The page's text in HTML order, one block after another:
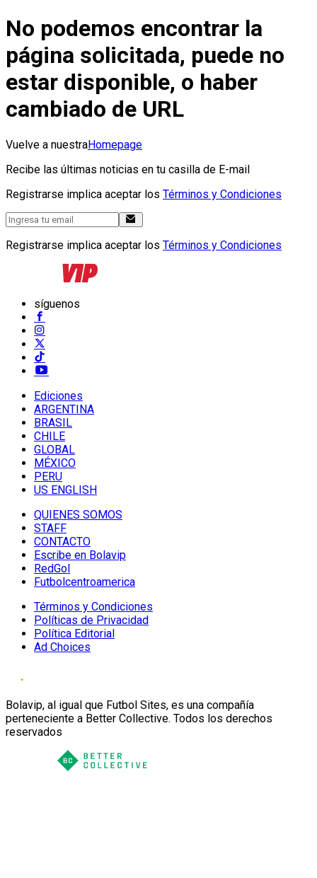
No podemos encontrar la
página solicitada, puede no
estar disponible, o haber
cambiado de URL
Vuelve a nuestraHomepage
Recibe las últimas noticias en tu casilla de E-mail
Registrarse implica aceptar los Términos y Condiciones
Registrarse implica aceptar los Términos y Condiciones
síguenos
Ediciones
ARGENTINA
BRASIL
CHILE
GLOBAL
MÉXICO
PERU
US ENGLISH
QUIENES SOMOS
STAFF
CONTACTO
Escribe en Bolavip
RedGol
Futbolcentroamerica
Términos y Condiciones
Políticas de Privacidad
Política Editorial
Ad Choices
Bolavip, al igual que Futbol Sites, es una compañía
perteneciente a Better Collective. Todos los derechos
reservados